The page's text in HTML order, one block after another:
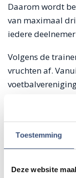
Toestemming
Deze website
Daarom wordt
van maximaal
iedere
Volgens de
vruchten af.
Succeskeepers
om verder te
keepers op het